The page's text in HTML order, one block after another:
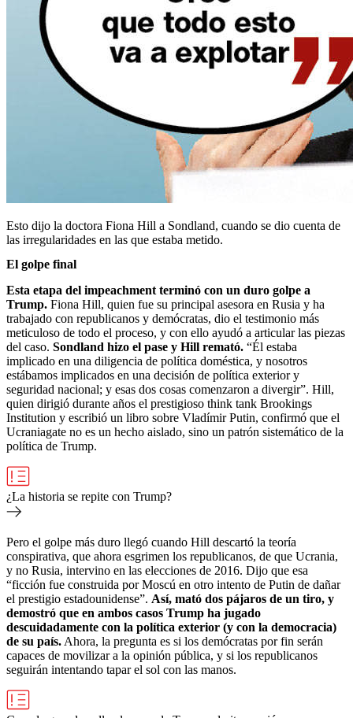
Esto dijo la doctora Fiona Hill a Sondland, cuando se dio cuenta de
las irregularidades en las que estaba metido.
El golpe final
Esta etapa del impeachment terminó con un duro golpe a
Trump. Fiona Hill, quien fue su principal asesora en Rusia y ha
trabajado con republicanos y demócratas, dio el testimonio más
meticuloso de todo el proceso, y con ello ayudó a articular las piezas
del caso. Sondland hizo el pase y Hill remató. “Él estaba
implicado en una diligencia de política doméstica, y nosotros
estábamos implicados en una decisión de política exterior y
seguridad nacional; y esas dos cosas comenzaron a divergir”. Hill,
quien dirigió durante años el prestigioso think tank Brookings
Institution y escribió un libro sobre Vladímir Putin, confirmó que el
Ucraniagate no es un hecho aislado, sino un patrón sistemático de la
política de Trump.
¿La historia se repite con Trump?
Pero el golpe más duro llegó cuando Hill descartó la teoría
conspirativa, que ahora esgrimen los republicanos, de que Ucrania,
y no Rusia, intervino en las elecciones de 2016. Dijo que esa
“ficción fue construida por Moscú en otro intento de Putin de dañar
el prestigio estadounidense”. Así, mató dos pájaros de un tiro, y
demostró que en ambos casos Trump ha jugado
descuidadamente con la política exterior (y con la democracia)
de su país. Ahora, la pregunta es si los demócratas por fin serán
capaces de movilizar a la opinión pública, y si los republicanos
seguirán intentando tapar el sol con las manos.